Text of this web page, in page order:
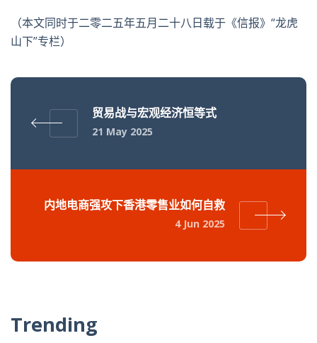
（本文同时于二零二五年五月二十八日载于《信报》“龙虎
山下”专栏）
贸易战与宏观经济恒等式
21 May 2025
内地电商强攻下香港零售业如何自救
4 Jun 2025
Trending